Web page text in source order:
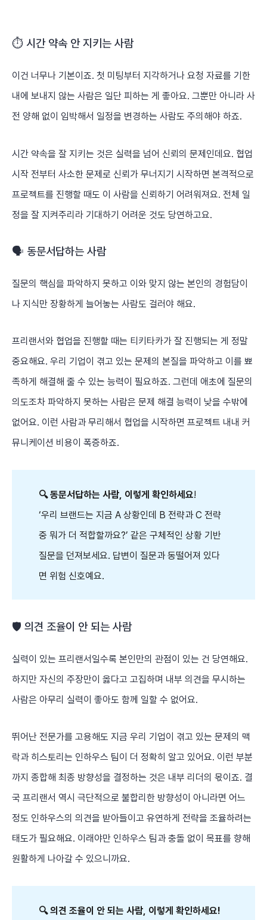
⏱️ 시간 약속 안 지키는 사람
이건 너무나 기본이죠. 첫 미팅부터 지각하거나 요청 자료를 기한
내에 보내지 않는 사람은 일단 피하는 게 좋아요. 그뿐만 아니라 사
전 양해 없이 임박해서 일정을 변경하는 사람도 주의해야 하죠.
시간 약속을 잘 지키는 것은 실력을 넘어 신뢰의 문제인데요. 협업
시작 전부터 사소한 문제로 신뢰가 무너지기 시작하면 본격적으로
프로젝트를 진행할 때도 이 사람을 신뢰하기 어려워져요. 전체 일
정을 잘 지켜주리라 기대하기 어려운 것도 당연하고요.
🗣️ 동문서답하는 사람
질문의 핵심을 파악하지 못하고 이와 맞지 않는 본인의 경험담이
나 지식만 장황하게 늘어놓는 사람도 걸러야 해요.
프리랜서와 협업을 진행할 때는 티키타카가 잘 진행되는 게 정말
중요해요. 우리 기업이 겪고 있는 문제의 본질을 파악하고 이를 뾰
족하게 해결해 줄 수 있는 능력이 필요하죠. 그런데 애초에 질문의
의도조차 파악하지 못하는 사람은 문제 해결 능력이 낮을 수밖에
없어요. 이런 사람과 무리해서 협업을 시작하면 프로젝트 내내 커
뮤니케이션 비용이 폭증하죠.
🔍 동문서답하는 사람, 이렇게 확인하세요!
‘우리 브랜드는 지금 A 상황인데 B 전략과 C 전략
중 뭐가 더 적합할까요?’ 같은 구체적인 상황 기반
질문을 던져보세요. 답변이 질문과 동떨어져 있다
면 위험 신호예요.
🛡️ 의견 조율이 안 되는 사람
실력이 있는 프리랜서일수록 본인만의 관점이 있는 건 당연해요.
하지만 자신의 주장만이 옳다고 고집하며 내부 의견을 무시하는
사람은 아무리 실력이 좋아도 함께 일할 수 없어요.
뛰어난 전문가를 고용해도 지금 우리 기업이 겪고 있는 문제의 맥
락과 히스토리는 인하우스 팀이 더 정확히 알고 있어요. 이런 부분
까지 종합해 최종 방향성을 결정하는 것은 내부 리더의 몫이죠. 결
국 프리랜서 역시 극단적으로 불합리한 방향성이 아니라면 어느
정도 인하우스의 의견을 받아들이고 유연하게 전략을 조율하려는
태도가 필요해요. 이래야만 인하우스 팀과 충돌 없이 목표를 향해
원활하게 나아갈 수 있으니까요.
🔍 의견 조율이 안 되는 사람, 이렇게 확인하세요!